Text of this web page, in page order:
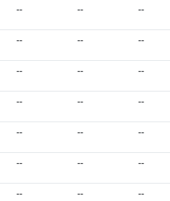
-- -- --
-- -- --
-- -- --
-- -- --
-- -- --
-- -- --
-- -- --